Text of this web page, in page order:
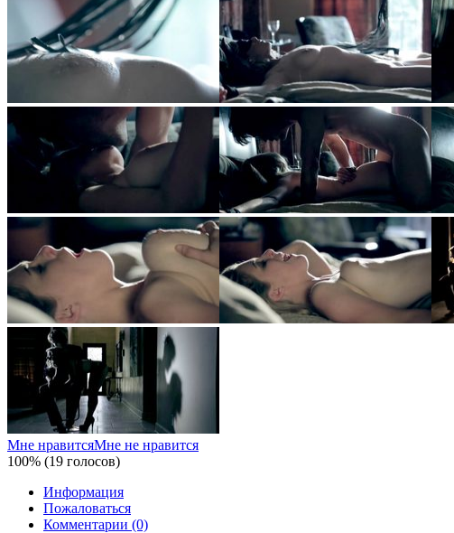
Мне нравитсяМне не нравится
100% (19 голосов)
Информация
Пожаловаться
Комментарии (0)